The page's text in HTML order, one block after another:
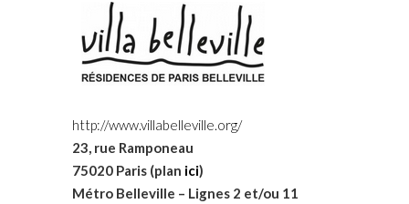
http://www.villabelleville.org/
23, rue Ramponeau
75020 Paris (plan ici)
Métro Belleville – Lignes 2 et/ou 11